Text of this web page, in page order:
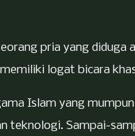
pria yang
logat bicara
Islam yang
teknologi. Sampai-